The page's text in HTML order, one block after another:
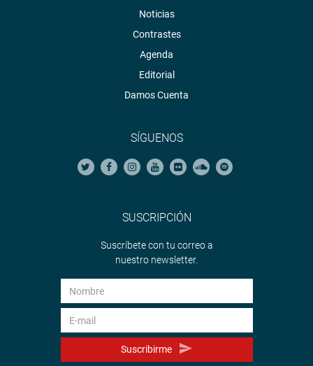
Noticias
Contrastes
Agenda
Editorial
Damos Cuenta
SÍGUENOS
SUSCRIPCIÓN
Suscríbete con tu correo a
nuestro newsletter.
Suscribirme